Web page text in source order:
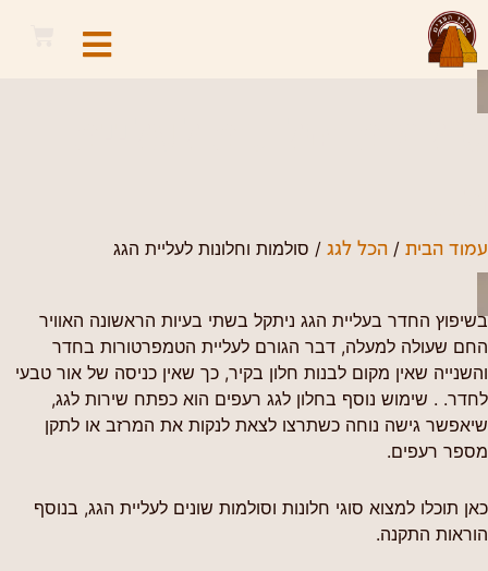
עמוד הבית / הכל לגג / סולמות וחלונות לעליית הגג
בשיפוץ החדר בעליית הגג ניתקל בשתי בעיות הראשונה האוויר
החם שעולה למעלה, דבר הגורם לעליית הטמפרטורות בחדר
והשנייה שאין מקום לבנות חלון בקיר, כך שאין כניסה של אור טבעי
לחדר. . שימוש נוסף בחלון לגג רעפים הוא כפתח שירות לגג,
שיאפשר גישה נוחה כשתרצו לצאת לנקות את המרזב או לתקן
מספר רעפים.
כאן תוכלו למצוא סוגי חלונות וסולמות שונים לעליית הגג, בנוסף
הוראות התקנה.